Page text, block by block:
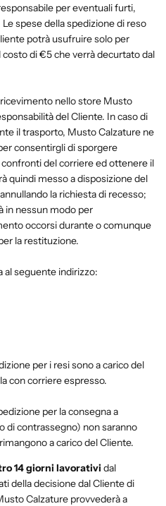
per eventuali furti,
spese della spedizione di reso
potrà usufruire solo per
costo di €5 che verrà decurtato dal
nello store Musto
del Cliente. In caso di
il trasporto, Musto Calzature ne
consentirgli di sporgere
del corriere ed ottenere il
quindi messo a disposizione del
la richiesta di recesso;
in nessun modo per
occorsi durante o comunque
la restituzione.
al seguente indirizzo:
per i resi sono a carico del
con corriere espresso.
per la consegna a
di contrassegno) non saranno
a carico del Cliente.
14 giorni lavorativi dal
della decisione dal Cliente di
Calzature provvederà a